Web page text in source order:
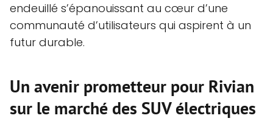
endeuillé s’épanouissant au cœur d’une
communauté d’utilisateurs qui aspirent à un
futur durable.
Un avenir prometteur pour Rivian
sur le marché des SUV électriques